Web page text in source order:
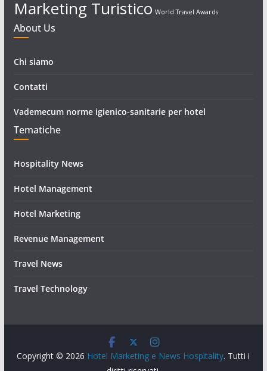
Marketing Turistico World Travel Awards
About Us
Chi siamo
Contatti
Vademecum norme igienico-sanitarie per hotel
Tematiche
Hospitality News
Hotel Management
Hotel Marketing
Revenue Management
Travel News
Travel Technology
Copyright © 2026 Hotel Marketing e News Hospitality. Tutti i